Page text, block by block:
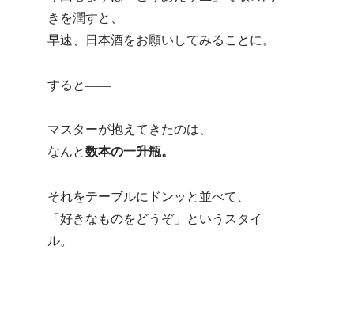
きを潤すと、
早速、日本酒をお願いしてみることに。
すると――
マスターが抱えてきたのは、
なんと数本の一升瓶。
それをテーブルにドンッと並べて、
「好きなものをどうぞ」というスタイ
ル。